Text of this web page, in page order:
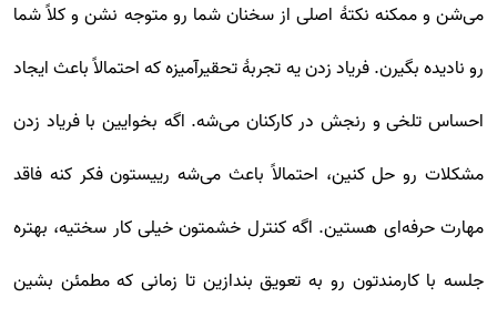
می‌شن و ممکنه نکتۀ اصلی از سخنان شما رو متوجه نشن و کلاً شما
رو نادیده بگیرن. فریاد زدن یه تجربۀ تحقیرآمیزه که احتمالاً باعث ایجاد
احساس تلخی و رنجش در کارکنان می‌شه. اگه بخوایین با فریاد زدن
مشکلات رو حل کنین، احتمالاً باعث می‌شه رییستون فکر کنه فاقد
مهارت حرفه‌ای هستین. اگه کنترل خشمتون خیلی کار سختیه، بهتره
جلسه با کارمندتون رو به تعویق بندازین تا زمانی که مطمئن بشین